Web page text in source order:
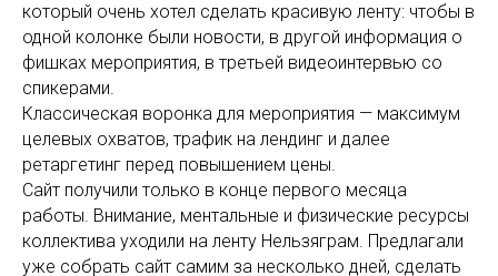
который очень хотел сделать красивую ленту: чтобы в
одной колонке были новости, в другой информация о
фишках мероприятия, в третьей видеоинтервью со
спикерами.
Классическая воронка для мероприятия — максимум
целевых охватов, трафик на лендинг и далее
ретаргетинг перед повышением цены.
Сайт получили только в конце первого месяца
работы. Внимание, ментальные и физические ресурсы
коллектива уходили на ленту Нельзяграм. Предлагали
уже собрать сайт самим за несколько дней, сделать